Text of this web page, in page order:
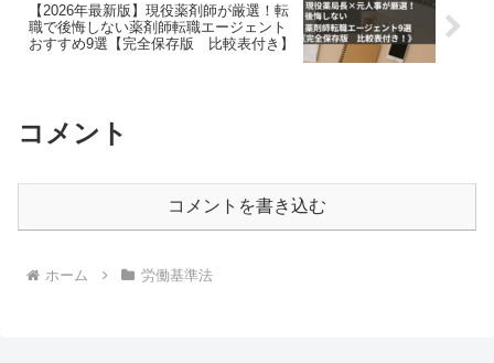
【2026年最新版】現役薬剤師が厳選！転
職で後悔しない薬剤師転職エージェント
おすすめ9選【完全保存版 比較表付き】
コメント
コメントを書き込む
ホーム 労働基準法